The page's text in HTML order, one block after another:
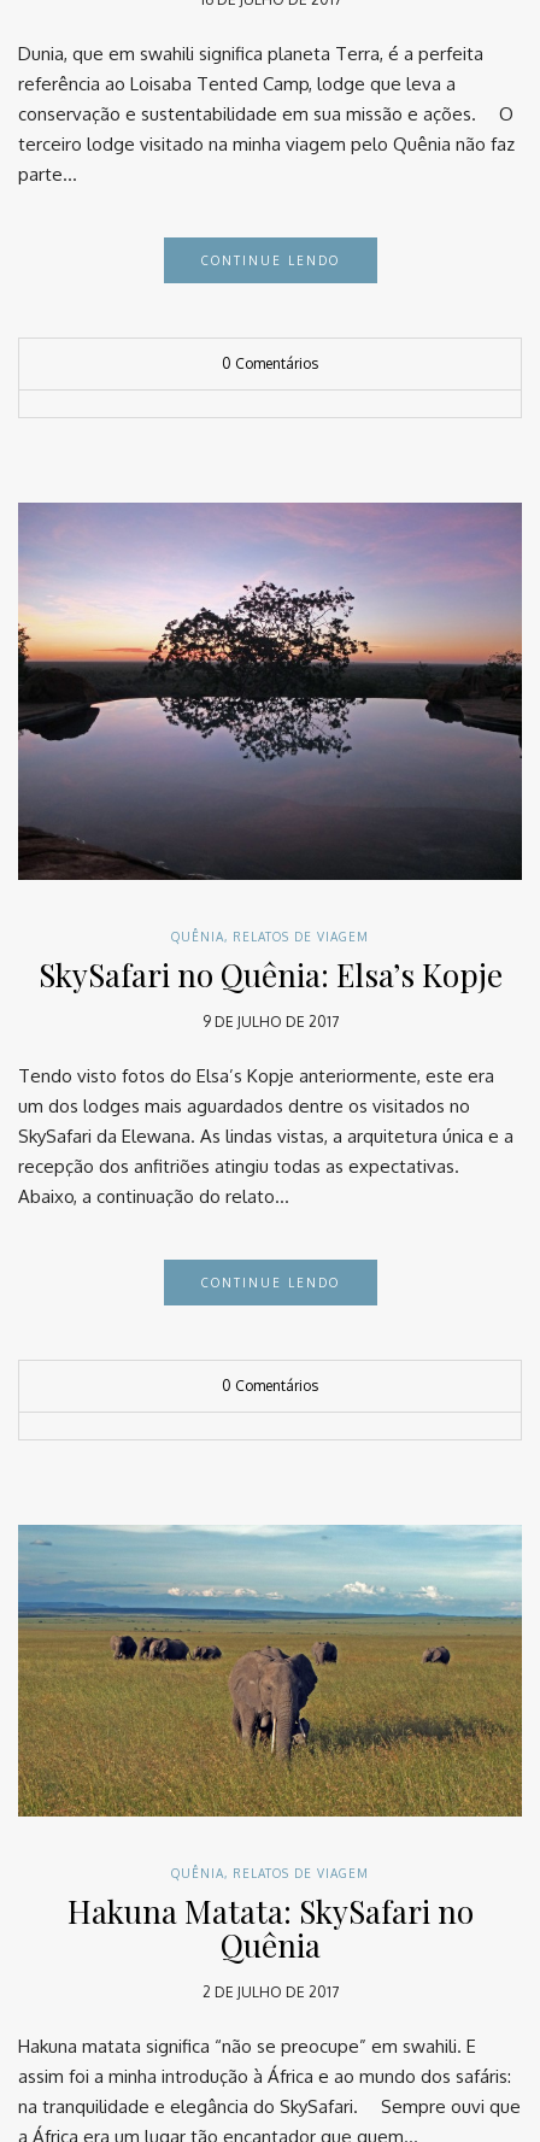
Dunia, que em swahili significa planeta Terra, é a perfeita
referência ao Loisaba Tented Camp, lodge que leva a
conservação e sustentabilidade em sua missão e ações. ⠀ O
terceiro lodge visitado na minha viagem pelo Quênia não faz
parte…
CONTINUE LENDO
0 Comentários
QUÊNIA, RELATOS DE VIAGEM
SkySafari no Quênia: Elsa’s Kopje
9 DE JULHO DE 2017
Tendo visto fotos do Elsa’s Kopje anteriormente, este era
um dos lodges mais aguardados dentre os visitados no
SkySafari da Elewana. As lindas vistas, a arquitetura única e a
recepção dos anfitriões atingiu todas as expectativas. ⠀
Abaixo, a continuação do relato…
CONTINUE LENDO
0 Comentários
QUÊNIA, RELATOS DE VIAGEM
Hakuna Matata: SkySafari no
Quênia
2 DE JULHO DE 2017
Hakuna matata significa “não se preocupe” em swahili. E
assim foi a minha introdução à África e ao mundo dos safáris:
na tranquilidade e elegância do SkySafari. ⠀ Sempre ouvi que
a África era um lugar tão encantador que quem…